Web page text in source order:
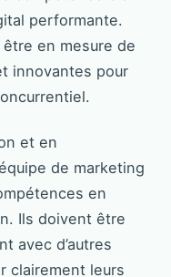
performante.
être en mesure de
innovantes pour
et en
de marketing
en
Ils doivent être
avec d’autres
clairement leurs